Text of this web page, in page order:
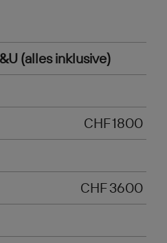
(alles inklusive)
CHF 1800
CHF 3600